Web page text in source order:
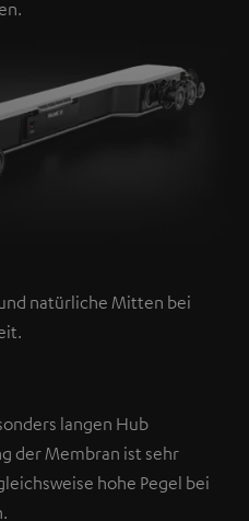
natürliche Mitten bei
langen Hub
der Membran ist sehr
hohe Pegel bei